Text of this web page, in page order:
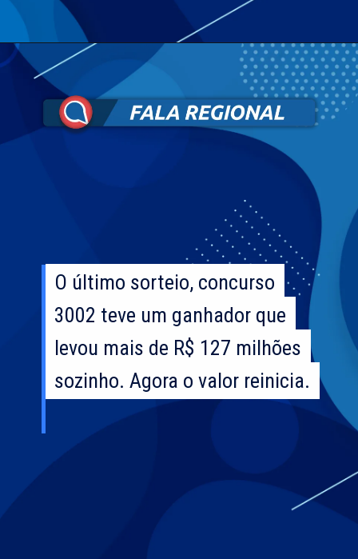
O último sorteio, concurso
3002 teve um ganhador que
levou mais de R$ 127 milhões
sozinho. Agora o valor reinicia.
O último sorteio, concurso
3002 teve um ganhador que
levou mais de R$ 127 milhões
sozinho. Agora o valor reinicia.